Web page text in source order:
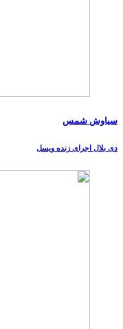
سیاوش شمس
دی بلال اجرای زنده ویسل